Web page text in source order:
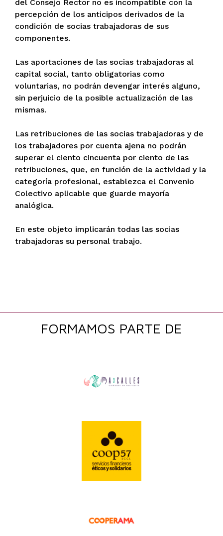
del Consejo Rector no es incompatible con la
percepción de los anticipos derivados de la
condición de socias trabajadoras de sus
componentes.
Las aportaciones de las socias trabajadoras al
capital social, tanto obligatorias como
voluntarias, no podrán devengar interés alguno,
sin perjuicio de la posible actualización de las
mismas.
Las retribuciones de las socias trabajadoras y de
los trabajadores por cuenta ajena no podrán
superar el ciento cincuenta por ciento de las
retribuciones, que, en función de la actividad y la
categoría profesional, establezca el Convenio
Colectivo aplicable que guarde mayoría
analógica.
En este objeto implicarán todas las socias
trabajadoras su personal trabajo.
FORMAMOS PARTE DE